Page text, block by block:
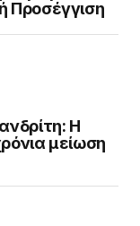
Προσέγγιση
Η
μείωση